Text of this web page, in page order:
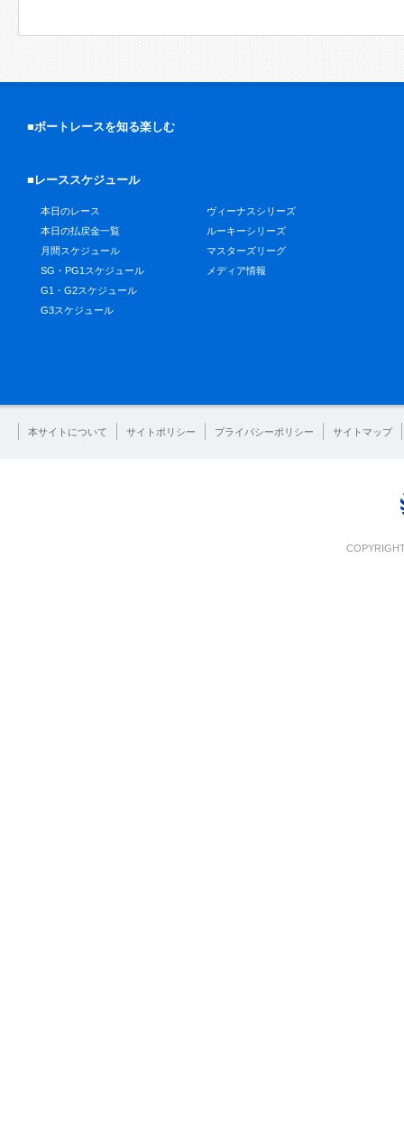
■ボートレースを知る楽しむ
■レーススケジュール
本日のレース
本日の払戻金一覧
月間スケジュール
SG・PG1スケジュール
G1・G2スケジュール
G3スケジュール
ヴィーナスシリーズ
ルーキーシリーズ
マスターズリーグ
メディア情報
本サイトについて サイトポリシー プライバシーポリシー サイトマップ